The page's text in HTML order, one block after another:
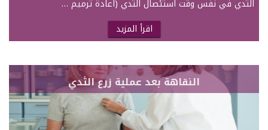
الثدي في نفس وقت استئصال الثدي (اعادة ترميم …
اقرأ المزيد
النقاهة بعد عملية زرع الثدي